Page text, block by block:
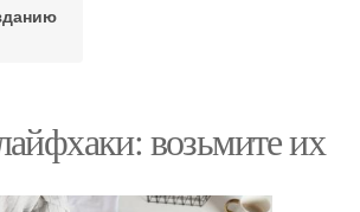
возьмите их